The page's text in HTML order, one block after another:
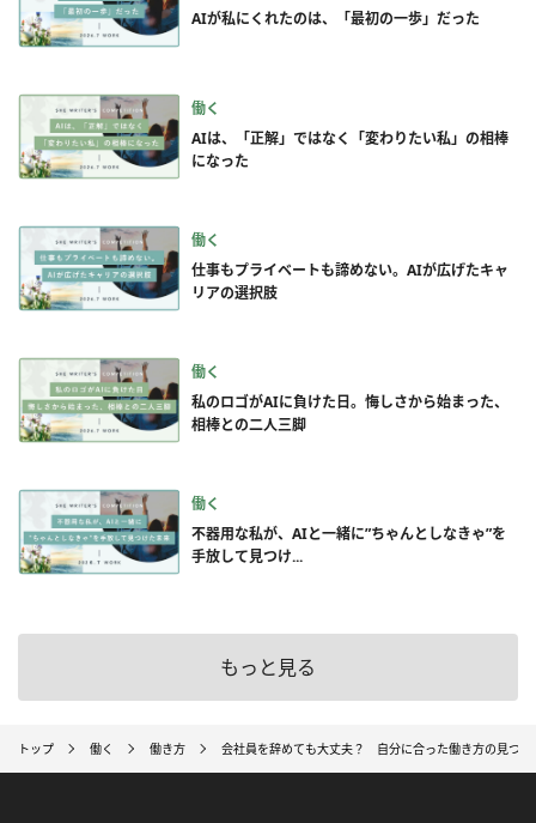
AIが私にくれたのは、「最初の一歩」だった
働く
AIは、「正解」ではなく「変わりたい私」の相棒
になった
働く
仕事もプライベートも諦めない。AIが広げたキャ
リアの選択肢
働く
私のロゴがAIに負けた日。悔しさから始まった、
相棒との二人三脚
働く
不器用な私が、AIと一緒に”ちゃんとしなきゃ”を
手放して見つけ...
もっと見る
トップ 働く 働き方 会社員を辞めても大丈夫？ 自分に合った働き方の見つけ